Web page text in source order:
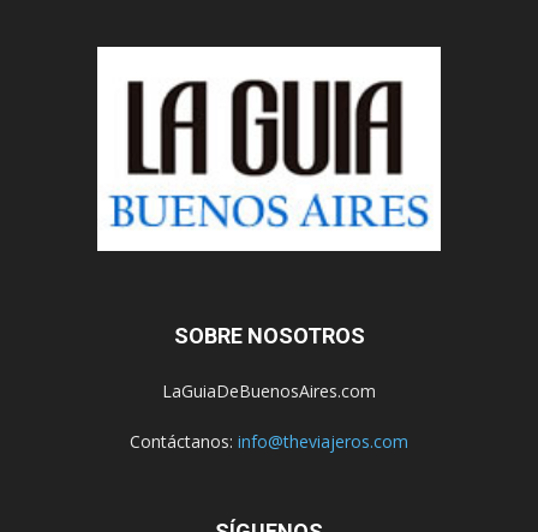
SOBRE NOSOTROS
LaGuiaDeBuenosAires.com
Contáctanos: info@theviajeros.com